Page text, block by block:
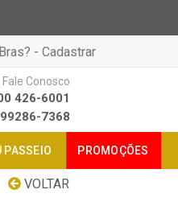
- Cadastrar
Fale Conosco
426-6001
7368
PASSEIO PROMOÇÕES
VOLTAR